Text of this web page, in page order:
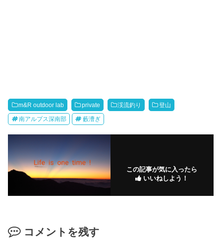
m&R outdoor lab private 渓流釣り 登山
南アルプス深南部 藪漕ぎ
この記事が気に入ったら
いいねしよう！
コメントを残す